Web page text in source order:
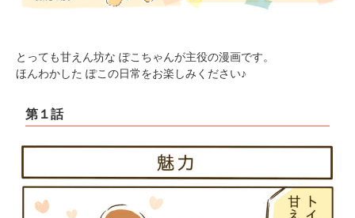
とっても甘えん坊な ぽこちゃんが主役の漫画です。
ほんわかした ぽこの日常をお楽しみください♪
第１話